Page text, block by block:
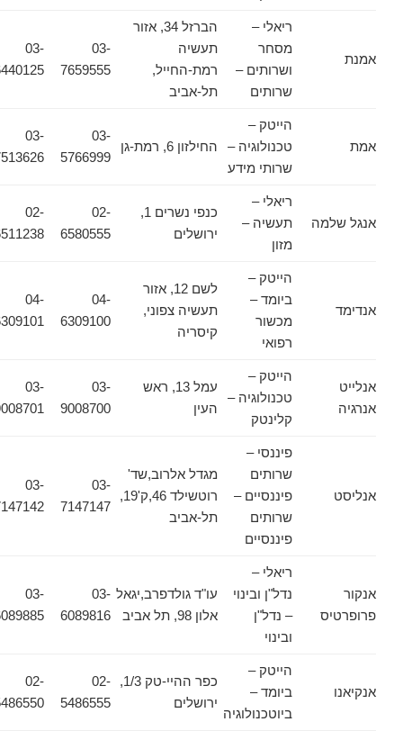
אמנת
ריאלי –
מסחר
ושרותים –
שרותים
הברזל 34, אזור
תעשיה
רמת-החייל,
תל-אביב
03-
7659555
03-
6440125
אמת
הייטק –
טכנולוגיה –
שרותי מידע
החילזון 6, רמת-גן
03-
5766999
03-
7513626
אנגל שלמה
ריאלי –
תעשיה –
מזון
כנפי נשרים 1,
ירושלים
02-
6580555
02-
6511238
אנדימד
הייטק –
ביומד –
מכשור
רפואי
לשם 12, אזור
תעשיה צפוני,
קיסריה
04-
6309100
04-
6309101
אנלייט
אנרגיה
הייטק –
טכנולוגיה –
קלינטק
עמל 13, ראש
העין
03-
9008700
03-
9008701
אנליסט
פיננסי –
שרותים
פיננסיים –
שרותים
פיננסיים
מגדל אלרוב,שד'
רוטשילד 46,ק'19,
תל-אביב
03-
7147147
03-
7147142
אנקור
פרופרטיס
ריאלי –
נדל"ן ובינוי
– נדל"ן
ובינוי
עו"ד גולדפרב,יגאל
אלון 98, תל אביב
03-
6089816
03-
6089885
אנקיאנו
הייטק –
ביומד –
ביוטכנולוגיה
כפר ההיי-טק 1/3,
ירושלים
02-
5486555
02-
5486550